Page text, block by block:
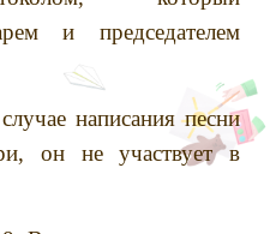
и председателем
песни
он не участвует в